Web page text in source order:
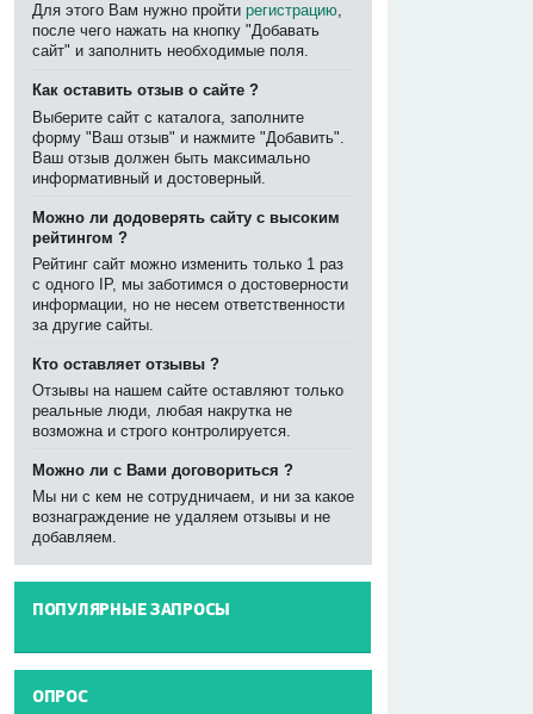
Для этого Вам нужно пройти регистрацию,
после чего нажать на кнопку "Добавать
сайт" и заполнить необходимые поля.
Как оставить отзыв о сайте ?
Выберите сайт с каталога, заполните
форму "Ваш отзыв" и нажмите "Добавить".
Ваш отзыв должен быть максимально
информативный и достоверный.
Можно ли додоверять сайту с высоким
рейтингом ?
Рейтинг сайт можно изменить только 1 раз
с одного IP, мы заботимся о достоверности
информации, но не несем ответственности
за другие сайты.
Кто оставляет отзывы ?
Отзывы на нашем сайте оставляют только
реальные люди, любая накрутка не
возможна и строго контролируется.
Можно ли с Вами договориться ?
Мы ни с кем не сотрудничаем, и ни за какое
вознаграждение не удаляем отзывы и не
добавляем.
ПОПУЛЯРНЫЕ ЗАПРОСЫ
ОПРОС